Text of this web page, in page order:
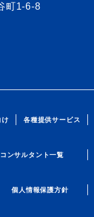
町1-6-8
け 各種提供サービス
コンサルタント一覧
個人情報保護方針